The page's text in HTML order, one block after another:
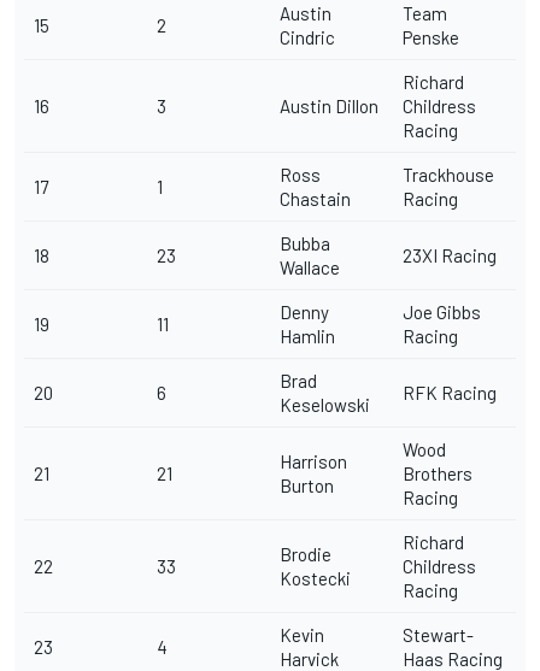
15 2
Austin
Cindric
Team
Penske
16 3 Austin Dillon
Richard
Childress
Racing
17 1
Ross
Chastain
Trackhouse
Racing
18 23
Bubba
Wallace
23XI Racing
19 11
Denny
Hamlin
Joe Gibbs
Racing
20 6
Brad
Keselowski
RFK Racing
21 21
Harrison
Burton
Wood
Brothers
Racing
22 33
Brodie
Kostecki
Richard
Childress
Racing
23 4
Kevin
Harvick
Stewart-
Haas Racing